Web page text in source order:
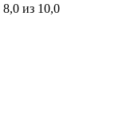
8,0 из 10,0